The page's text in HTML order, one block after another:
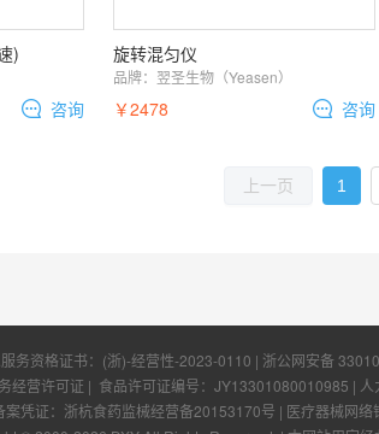
)
咨询
旋转混匀仪
品牌： 翌圣生物（Yeasen）
￥2478 咨询
上一页 1
务资格证书： (浙)-经营性-2023-0110 | 浙公网安备
经营许可证 | 食品许可证编号： JY13301080010985 | 人
案凭证：浙杭食药监械经营备20153170号 | 医疗器械网